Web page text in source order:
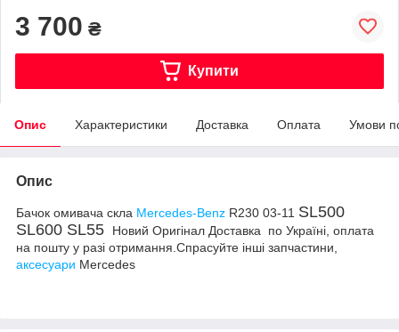
3 700 ₴
Купити
Опис Характеристики Доставка Оплата Умови
Опис
Бачок омивача скла Mercedes-Benz R230 03-11 SL500
SL600 SL55
Новий Оригінал Доставка по Україні, оплата
на пошту у разі отримання.Спрасуйте інші запчастини,
аксесуари Mercedes